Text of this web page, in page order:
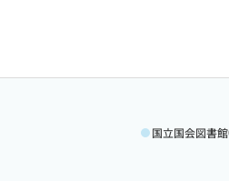
国立国会図書館